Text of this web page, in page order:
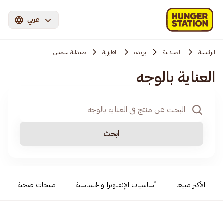
عربي
الرئيسية الصيدلية بريدة الفايزية صيدلية شمس
العناية بالوجه
ابحث
الأكثر مبيعا أساسيات الإنفلونزا والحساسية منتجات صحية